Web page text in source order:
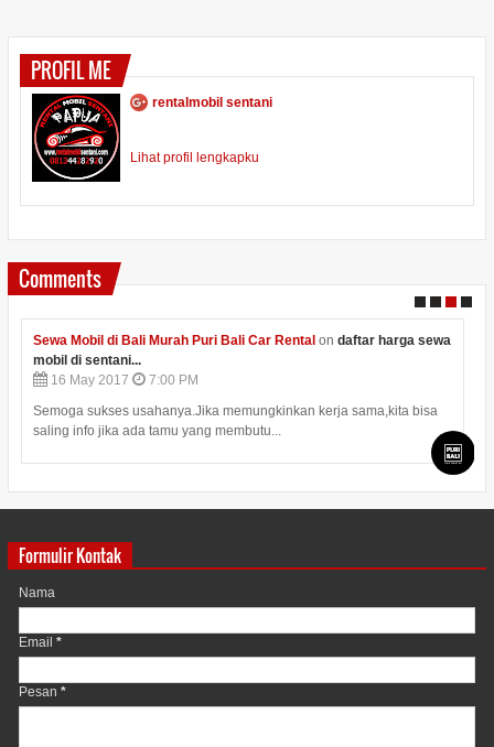
PROFIL ME
rentalmobil sentani
Lihat profil lengkapku
Comments
Sewa Mobil di Bali Murah Puri Bali Car Rentalon daftar harga sewa
mobil di sentani...
16 May 2017
7:00 PM
Semoga sukses usahanya.Jika memungkinkan kerja sama,kita bisa
saling info jika ada tamu yang membutu...
Formulir Kontak
Nama
Email *
Pesan *